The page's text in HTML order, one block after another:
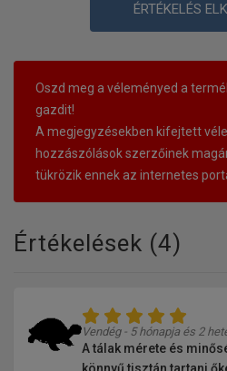
ÉRTÉKELÉS
Oszd meg a véleményed a
gazdit!
A megjegyzésekben kifejtett
hozzászólások szerzőinek
tükrözik ennek az internetes
Értékelések (4)
Vendég - 5 hónapja és 2
A tálak mérete és